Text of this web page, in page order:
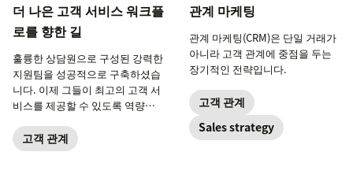
더 나은 고객 서비스 워크플
로를 향한 길
훌륭한 상담원으로 구성된 강력한
지원팀을 성공적으로 구축하셨습
니다. 이제 그들이 최고의 고객 서
비스를 제공할 수 있도록 역량을
고객 관계
관계 마케팅
관계 마케팅(CRM)은 단일 거래가
아니라 고객 관계에 중점을 두는
장기적인 전략입니다.
고객 관계
Sales strategy